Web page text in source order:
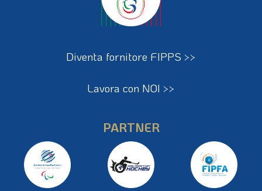
Diventa fornitore FIPPS >>
Lavora con NOI >>
PARTNER